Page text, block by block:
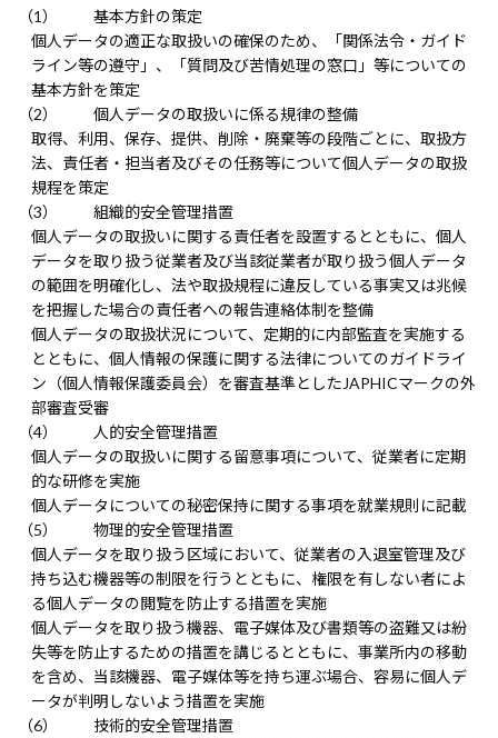
基本方針の策定
個人データの適正な取扱いの確保のため、「関係法令・ガイド
ライン等の遵守」、「質問及び苦情処理の窓口」等についての
基本方針を策定
個人データの取扱いに係る規律の整備
取得、利用、保存、提供、削除・廃棄等の段階ごとに、取扱方
法、責任者・担当者及びその任務等について個人データの取扱
規程を策定
組織的安全管理措置
個人データの取扱いに関する責任者を設置するとともに、個人
データを取り扱う従業者及び当該従業者が取り扱う個人データ
の範囲を明確化し、法や取扱規程に違反している事実又は兆候
を把握した場合の責任者への報告連絡体制を整備
個人データの取扱状況について、定期的に内部監査を実施する
とともに、個人情報の保護に関する法律についてのガイドライ
ン（個人情報保護委員会）を審査基準としたJAPHICマークの外
部審査受審
人的安全管理措置
個人データの取扱いに関する留意事項について、従業者に定期
的な研修を実施
個人データについての秘密保持に関する事項を就業規則に記載
物理的安全管理措置
個人データを取り扱う区域において、従業者の入退室管理及び
持ち込む機器等の制限を行うとともに、権限を有しない者によ
る個人データの閲覧を防止する措置を実施
個人データを取り扱う機器、電子媒体及び書類等の盗難又は紛
失等を防止するための措置を講じるとともに、事業所内の移動
を含め、当該機器、電子媒体等を持ち運ぶ場合、容易に個人デ
ータが判明しないよう措置を実施
技術的安全管理措置